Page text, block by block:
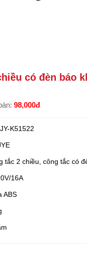
có đèn báo
98,000đ
K51522
tắc 2 chiều, công tắc có
16A
ABS